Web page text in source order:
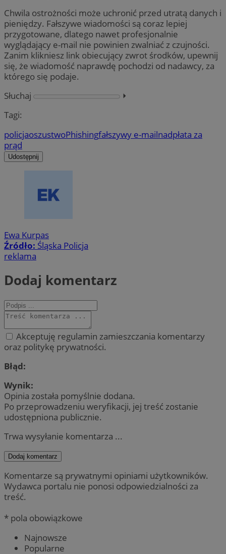
Chwila ostrożności może uchronić przed utratą danych i
pieniędzy. Fałszywe wiadomości są coraz lepiej
przygotowane, dlatego nawet profesjonalnie
wyglądający e-mail nie powinien zwalniać z czujności.
Zanim klikniesz link obiecujący zwrot środków, upewnij
się, że wiadomość naprawdę pochodzi od nadawcy, za
którego się podaje.
Słuchaj
⏵︎
Tagi:
policjaoszustwoPhishingfałszywy e-mailnadpłata za
prąd
Udostępnij
Ewa Kurpas
Źródło: Śląska Policja
reklama
Dodaj komentarz
Akceptuję regulamin zamieszczania komentarzy
oraz politykę prywatności.
Błąd:
Wynik:
Opinia została pomyślnie dodana.
Po przeprowadzeniu weryfikacji, jej treść zostanie
udostępniona publicznie.
Trwa wysyłanie komentarza ...
Dodaj komentarz
Komentarze są prywatnymi opiniami użytkowników.
Wydawca portalu nie ponosi odpowiedzialności za
treść.
* pola obowiązkowe
Najnowsze
Popularne